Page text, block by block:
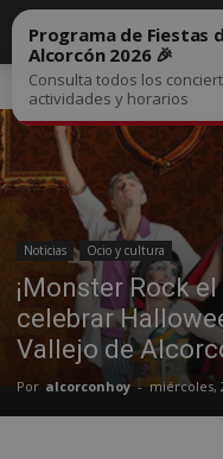
Inicio Noticias
Noticias Ocio y cultura
¡Monster Rock
celebrar
Vallejo de
Por alcorconhoy - miércoles,
Programa de Fiestas
Alcorcón 2026 🎉
Consulta todos los
actividades y horarios